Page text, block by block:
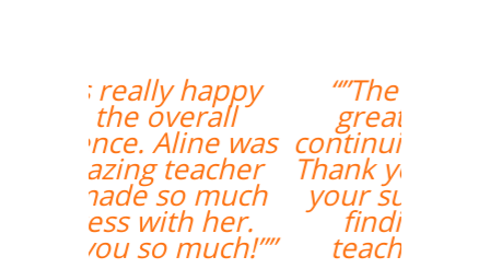
“”The lesson went
great! We will be
continuing the lessons.
Thank you so much for
your support and for
finding the best
teacher for me. ””